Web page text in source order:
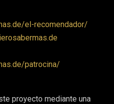
el-recomendador/
patrocina/
proyecto mediante una